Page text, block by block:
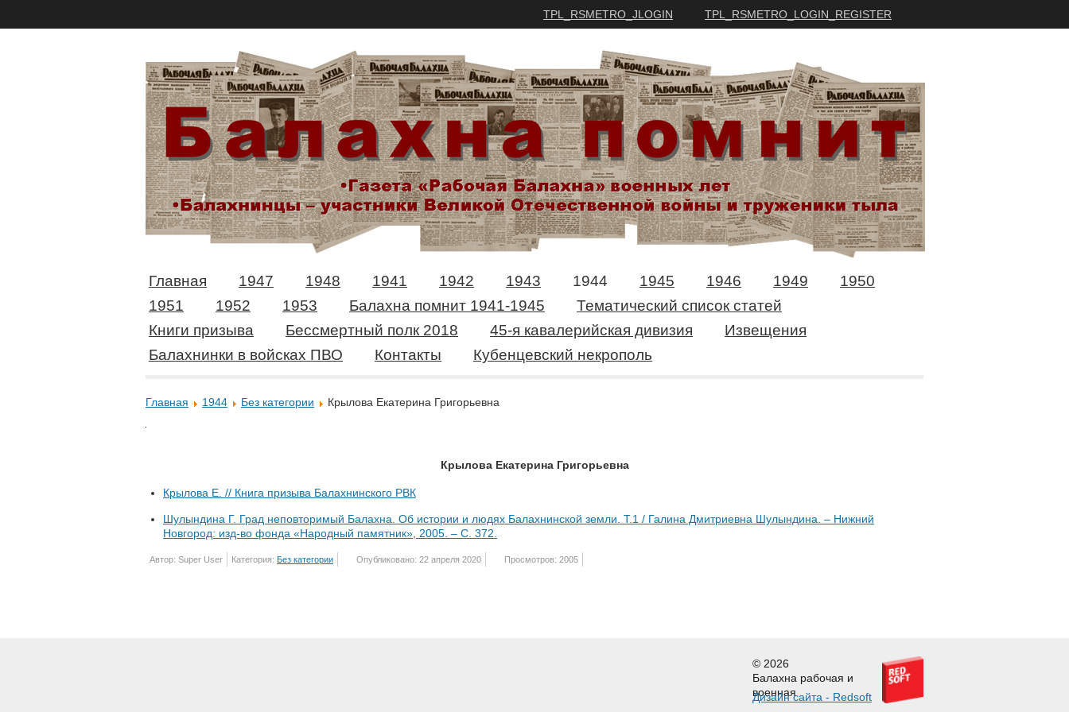
TPL_RSMETRO_JLOGIN TPL_RSMETRO_LOGIN_REGISTER
Главная 1947 1948 1941 1942 1943 1944 1945 1946 1949
1950
1951
1952 1953 Балахна помнит 1941-1945
Тематический список статей
Книги призыва
Бессмертный полк 2018 45-я кавалерийская дивизия
Извещения
Балахнинки в войсках ПВО
Контакты Кубенцевский некрополь
Главная 1944 Без категории Крылова Екатерина Григорьевна
Крылова Екатерина Григорьевна
Крылова Е. // Книга призыва Балахнинского РВК
Шулындина Г. Град неповторимый Балахна. Об истории и людях Балахнинской земли. Т.1 / Галина Дмитриевна Шулындина. – Нижний
Новгород: изд-во фонда «Народный памятник», 2005. – С. 372.
Автор: Super User Категория: Без категории Опубликовано: 22 апреля 2020 Просмотров: 2005
© 2026
Балахна рабочая и
военная
Дизайн сайта - Redsoft